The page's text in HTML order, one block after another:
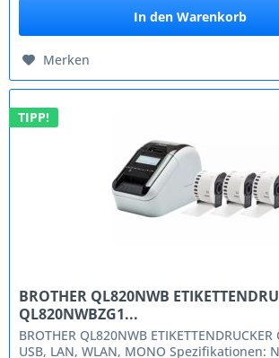
In den Warenkorb
Merken
TIPP!
BROTHER QL820NWB
QL820NWBZG1...
BROTHER QL820NWB ETIKETTENDRUCKER
USB, LAN, WLAN, MONO Spezifikationen: